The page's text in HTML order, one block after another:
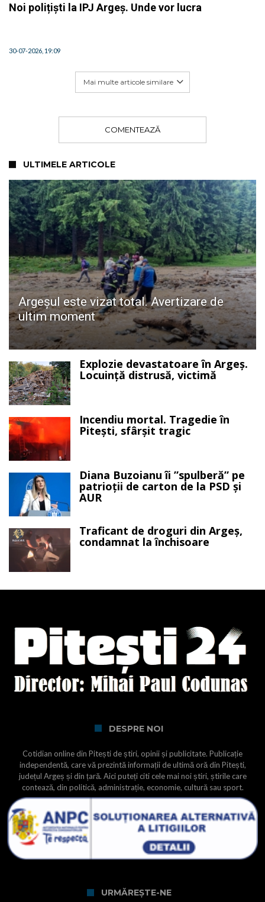
Noi polițiști la IPJ Argeș. Unde vor lucra
30-07-2026, 19:09
Mai multe articole similare
COMENTEAZĂ
ULTIMELE ARTICOLE
Argeșul este vizat total. Avertizare de
ultim moment
Explozie devastatoare în Argeș.
Locuință distrusă, victimă
Incendiu mortal. Tragedie în
Pitești, sfârșit tragic
Diana Buzoianu îi ”spulberă” pe
patrioții de carton de la PSD și
AUR
Traficant de droguri din Argeș,
condamnat la închisoare
DESPRE NOI
Cotidian online din Pitești de știri, opinii și publicitate. Publicație
independentă, care vă prezintă informații de ultimă oră din Pitești,
județul Argeș și din țară. Aici puteți citi cele mai noi știri, știrile care
contează, din politică, administrație, economie, cultură sau sport.
URMĂREȘTE-NE